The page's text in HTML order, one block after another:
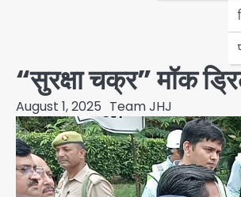
“सुरक्षा चक्र” मॉक
August 1, 2025 Team JHJ